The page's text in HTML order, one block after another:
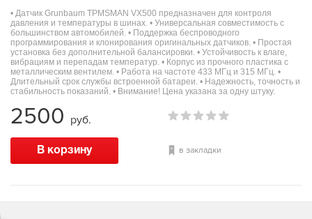
• Датчик Grunbaum TPMSMAN VX500 предназначен для контроля
давления и температуры в шинах. • Универсальная совместимость с
большинством автомобилей. • Поддержка беспроводного
программирования и клонирования оригинальных датчиков. • Простая
установка без дополнительной балансировки. • Устойчивость к влаге,
вибрациям и перепадам температур. • Корпус из прочного пластика с
металлическим вентилем. • Работа на частоте 433 МГц и 315 МГц. •
Длительный срок службы встроенной батареи. • Надежность, точность и
стабильность показаний. • Внимание! Цена указана за одну штуку.
в закладки
2500 руб.